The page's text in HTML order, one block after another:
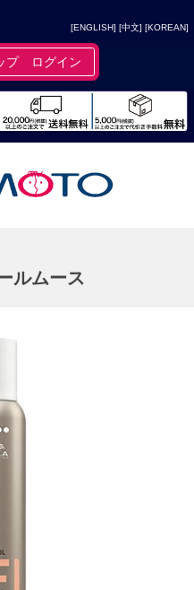
[ENGLISH] [中文] [KOREAN]
プ ログイン
ルムース